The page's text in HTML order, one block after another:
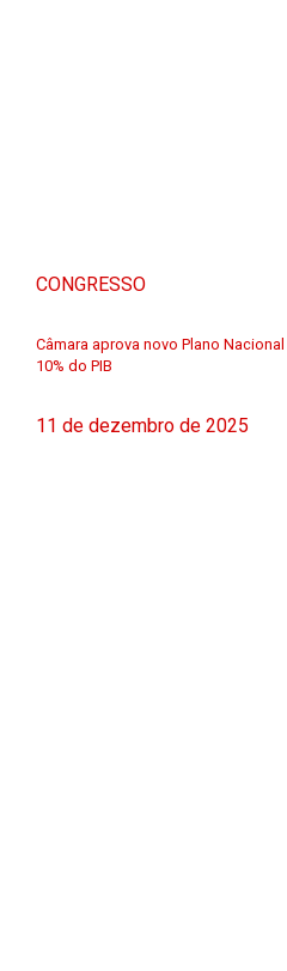
CONGRESSO
Câmara aprova novo Plano
10% do PIB
11 de dezembro de 2025